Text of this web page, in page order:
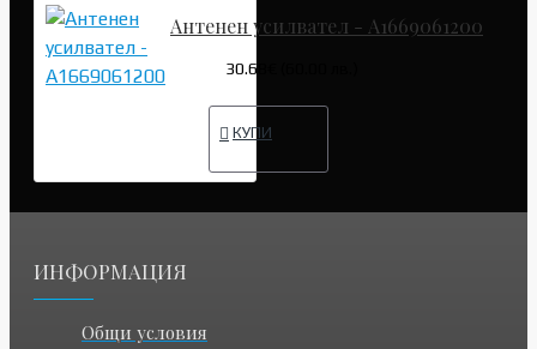
Антенен усилвател - A1669061200
30.68€ (60.00 лв.)
КУПИ
ИНФОРМАЦИЯ
Общи условия